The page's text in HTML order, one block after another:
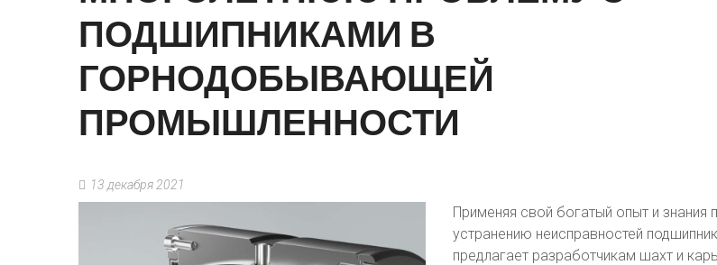
ПОДШИПНИКАМИ В
ГОРНОДОБЫВАЮЩЕЙ
ПРОМЫШЛЕННОСТИ
13 декабря 2021
Применяя свой богатый опыт и знания
устранению неисправностей
предлагает разработчикам шахт и